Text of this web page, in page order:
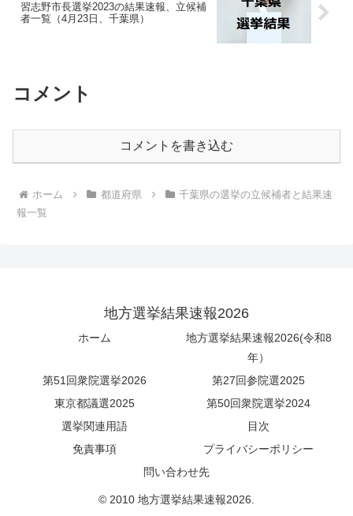
習志野市長選挙2023の結果速報、立候補
者一覧（4月23日、千葉県）
コメント
コメントを書き込む
ホーム 都道府県
千葉県の選挙の立候補者と結果速
報一覧
地方選挙結果速報2026
ホーム
地方選挙結果速報2026(令和8
年）
第51回衆院選挙2026
第27回参院選2025
東京都議選2025
第50回衆院選挙2024
選挙関連用語
目次
免責事項
プライバシーポリシー
問い合わせ先
© 2010 地方選挙結果速報2026.